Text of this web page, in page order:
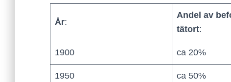
År:
Andel av
tätort:
1900 ca 20%
1950 ca 50%